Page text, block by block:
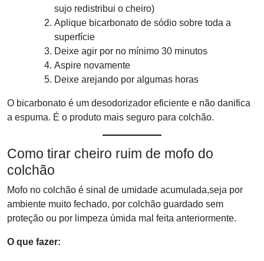
sujo redistribui o cheiro)
Aplique bicarbonato de sódio sobre toda a
superfície
Deixe agir por no mínimo 30 minutos
Aspire novamente
Deixe arejando por algumas horas
O bicarbonato é um desodorizador eficiente e não danifica
a espuma. É o produto mais seguro para colchão.
Como tirar cheiro ruim de mofo do
colchão
Mofo no colchão é sinal de umidade acumulada,seja por
ambiente muito fechado, por colchão guardado sem
proteção ou por limpeza úmida mal feita anteriormente.
O que fazer: